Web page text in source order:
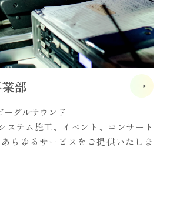
部
グルサウンド
ステム施工、イベント、コンサート
らゆるサービスをご提供いたしま